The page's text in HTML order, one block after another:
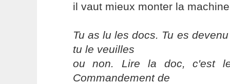
il vaut mieux monter la
Tu as lu les docs. Tu es
tu le veuilles
ou non. Lire la doc, c'est
Commandement de